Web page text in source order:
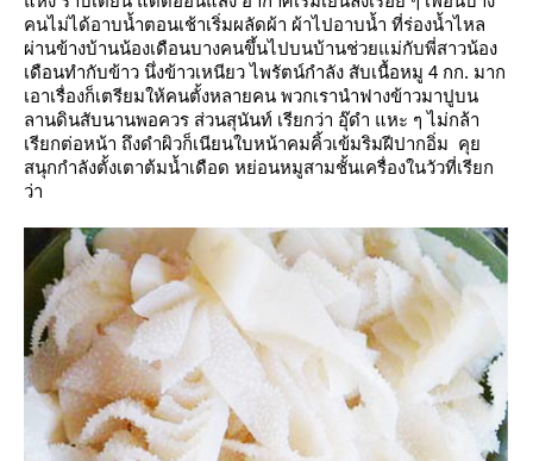
คนไม่ได้อาบน้ำตอนเช้าเริ่มผลัดผ้า ผ้าไปอาบน้ำ ที่ร่องน้ำไหล
ผ่านข้างบ้านน้องเดือนบางคนขึ้นไปบนบ้านช่วยแม่กับพี่สาวน้อง
เดือนทำกับข้าว นึ่งข้าวเหนียว ไพรัตน์กำลัง สับเนื้อหมู 4 กก. มาก
เอาเรื่องก็เตรียมให้คนตั้งหลายคน พวกเรานำฟางข้าวมาปูบน
ลานดินสับนานพอควร ส่วนสุนันท์ เรียกว่า อุ๊ดำ แหะ ๆ ไม่กล้า
เรียกต่อหน้า ถึงดำผิวก็เนียนใบหน้าคมคิ้วเข้มริมฝีปากอิ่ม คุ
สนุกกำลังตั้งเตาต้มน้ำเดือด หย่อนหมูสามชั้นเครื่องในวัวที่เรียก
ว่า